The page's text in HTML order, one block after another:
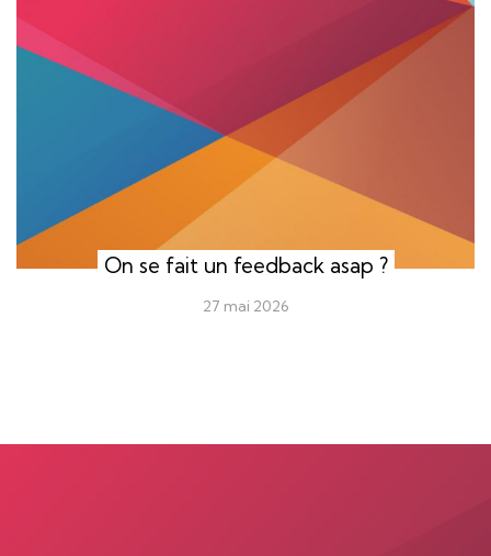
On se fait un feedback asap ?
27 mai 2026